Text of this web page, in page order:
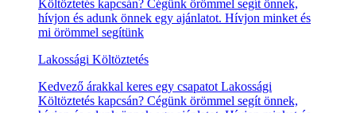
Költöztetés kapcsán? Cégünk örömmel segít önnek,
hívjon és adunk önnek egy ajánlatot. Hívjon minket és
mi örömmel segítünk
Lakossági Költöztetés
Kedvező árakkal keres egy csapatot Lakossági
Költöztetés kapcsán? Cégünk örömmel segít önnek,